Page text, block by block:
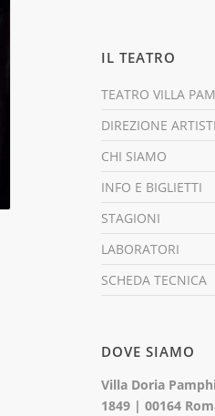
IL TEATRO
TEATRO VILLA
DIREZIONE
CHI SIAMO
INFO E BIGLIETTI
STAGIONI
LABORATORI
SCHEDA TECNICA
DOVE SIAMO
Villa Doria
1849 | 00164